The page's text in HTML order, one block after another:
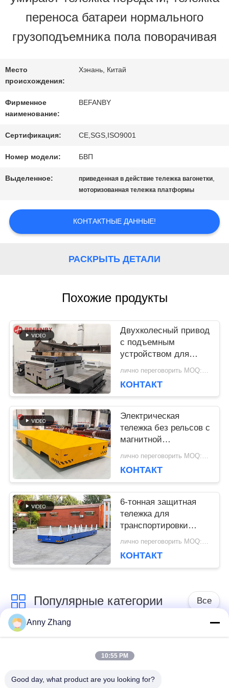
ПРОВЕРКА
СВЯЖИТЕСЬ
МЫ
НОВОСТИ
СПРОСИТЕ
ЦИТАТУ
POLICY
переноса батареи нормального
грузоподъемника пола поворачивая
Место
происхождения:
Хэнань, Китай
Фирменное
наименование:
BEFANBY
Сертификация: CE,SGS,ISO9001
Номер модели: БВП
Выделенное: приведенная в действие тележка вагонетки,
моторизованная тележка платформы
КОНТАКТНЫЕ ДАННЫЕ!
РАСКРЫТЬ ДЕТАЛИ
Похожие продукты
Двухколесный привод
с подъемным
устройством для
средства на заводе
лично переговорить MOQ:1 комплект/комплексы
КОНТАКТ
Электрическая
тележка без рельсов с
магнитной
навигацией весом 20 лично переговорить MOQ:1 набор/наборы
КОНТАКТ
6-тонная защитная
тележка для
транспортировки
материалов без
лично переговорить MOQ:1 набор/наборы
КОНТАКТ
Популярные категории Все
тележка переноса
траклесс тележка
передачи
Корабль AGV
Anny Zhang
10:55 PM
Good day, what product are you looking for?